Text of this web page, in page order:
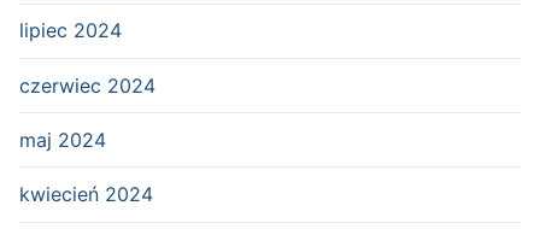
lipiec 2024
czerwiec 2024
maj 2024
kwiecień 2024